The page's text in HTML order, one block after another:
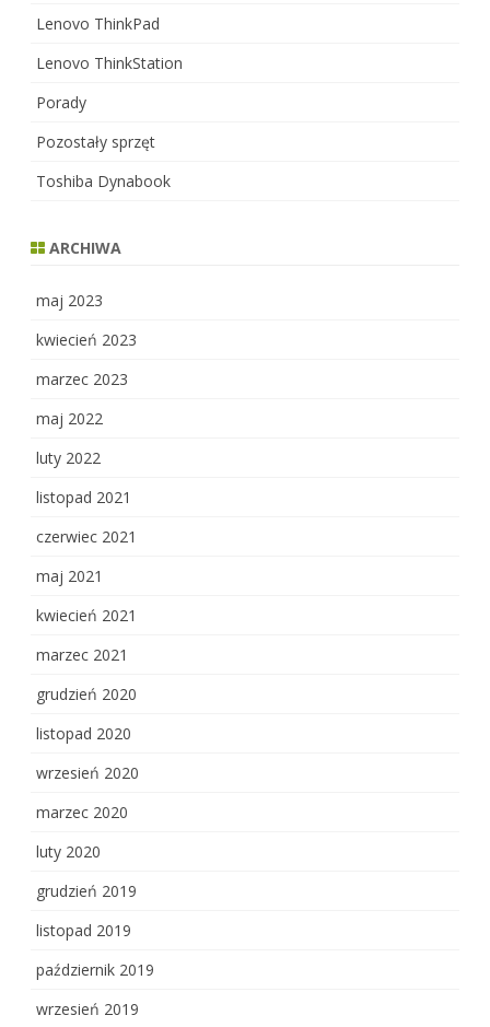
Lenovo ThinkPad
Lenovo ThinkStation
Porady
Pozostały sprzęt
Toshiba Dynabook
ARCHIWA
maj 2023
kwiecień 2023
marzec 2023
maj 2022
luty 2022
listopad 2021
czerwiec 2021
maj 2021
kwiecień 2021
marzec 2021
grudzień 2020
listopad 2020
wrzesień 2020
marzec 2020
luty 2020
grudzień 2019
listopad 2019
październik 2019
wrzesień 2019